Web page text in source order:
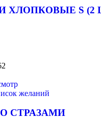
ХЛОПКОВЫЕ S (2
желаний
СТРАЗАМИ